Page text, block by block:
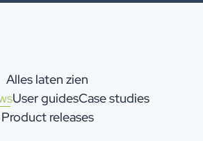
Alles laten zien
User guidesCase studies
Product releases